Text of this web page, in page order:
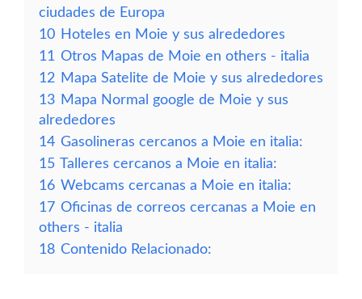
ciudades de Europa
10 Hoteles en Moie y sus alrededores
11 Otros Mapas de Moie en others - italia
12 Mapa Satelite de Moie y sus alrededores
13 Mapa Normal google de Moie y sus
alrededores
14 Gasolineras cercanos a Moie en italia:
15 Talleres cercanos a Moie en italia:
16 Webcams cercanas a Moie en italia:
17 Oficinas de correos cercanas a Moie en
others - italia
18 Contenido Relacionado: